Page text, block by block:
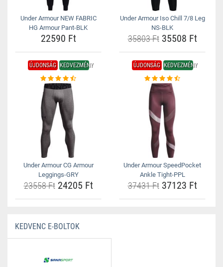
Under Armour NEW FABRIC
HG Armour Pant-BLK
22590 Ft
Under Armour Iso Chill 7/8 Leg
NS-BLK
35803 Ft35508 Ft
ÚJDONSÁG KEDVEZMÉNY
Under Armour CG Armour
Leggings-GRY
23558 Ft24205 Ft
ÚJDONSÁG KEDVEZMÉNY
Under Armour SpeedPocket
Ankle Tight-PPL
37431 Ft37123 Ft
KEDVENC E-BOLTOK